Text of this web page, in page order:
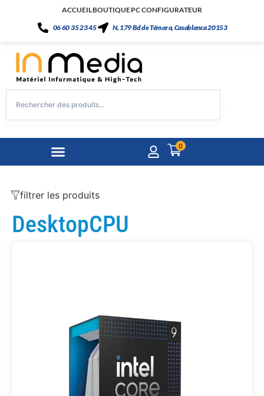
ACCUEILBOUTIQUEPC CONFIGURATEUR
06 60 35 23 45
N, 179 Bd de Témara, Casablanca 20153
0
filtrer les produits
DesktopCPU